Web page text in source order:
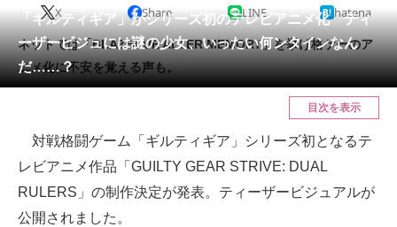
会員記事
メディア
注目記事を集めた総合ページ
スマホと通信の最新トレンド
「ギルティギア」がシリーズ初のテレビアニメ化 ティ
ーザービジュには謎の少女、いったい何ンタインなん
だ……？
X Share LINE hatena
ネットでは「BLAZBLUE ALTER MEMORY」を挙げ格ゲーのア
ニメ化に不安を覚える声も。
目次を表示
対戦格闘ゲーム「ギルティギア」シリーズ初となるテ
レビアニメ作品「GUILTY GEAR STRIVE: DUAL
RULERS」の制作決定が発表。ティーザービジュアルが
公開されました。